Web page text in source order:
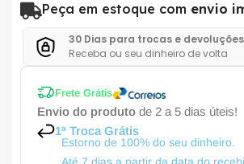
Peça em estoque com envio
30 Dias para trocas e devoluções
Receba ou seu dinheiro de volta
Frete Grátis
Envio do produto de 2 a 5 dias úteis!
1ª Troca Grátis
Estorno de 100% do seu dinheiro.